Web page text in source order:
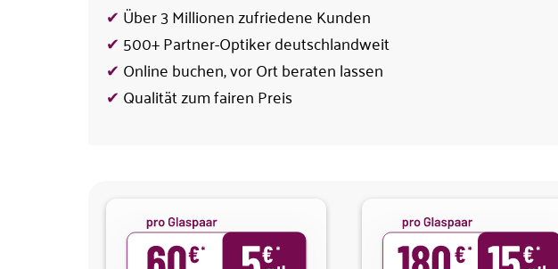
✔ Über 3 Millionen zufriedene Kunden
✔ 500+ Partner-Optiker deutschlandweit
✔ Online buchen, vor Ort beraten lassen
✔ Qualität zum fairen Preis